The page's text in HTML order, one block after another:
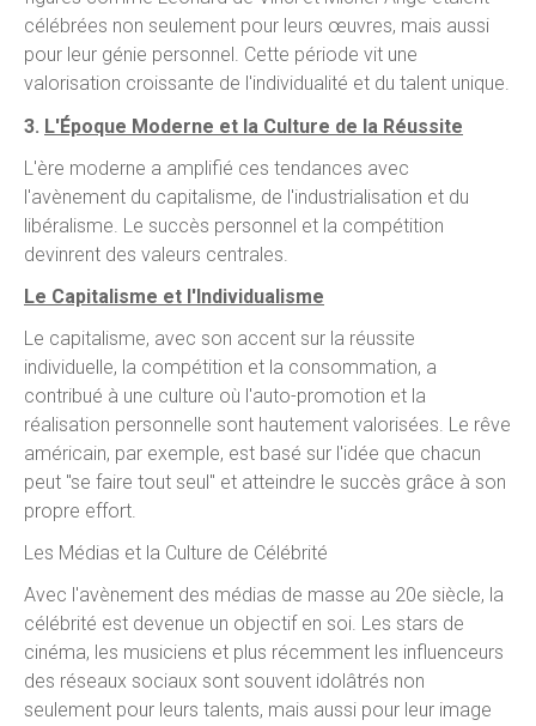
célébrées non seulement pour leurs œuvres, mais aussi
pour leur génie personnel. Cette période vit une
valorisation croissante de l'individualité et du talent unique.
3. L'Époque Moderne et la Culture de la Réussite
L'ère moderne a amplifié ces tendances avec
l'avènement du capitalisme, de l'industrialisation et du
libéralisme. Le succès personnel et la compétition
devinrent des valeurs centrales.
Le Capitalisme et l'Individualisme
Le capitalisme, avec son accent sur la réussite
individuelle, la compétition et la consommation, a
contribué à une culture où l'auto-promotion et la
réalisation personnelle sont hautement valorisées. Le rêve
américain, par exemple, est basé sur l'idée que chacun
peut "se faire tout seul" et atteindre le succès grâce à son
propre effort.
Les Médias et la Culture de Célébrité
Avec l'avènement des médias de masse au 20e siècle, la
célébrité est devenue un objectif en soi. Les stars de
cinéma, les musiciens et plus récemment les influenceurs
des réseaux sociaux sont souvent idolâtrés non
seulement pour leurs talents, mais aussi pour leur image